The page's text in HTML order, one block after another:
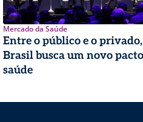
Mercado da Saúde
Entre o público e o
Brasil busca um novo
saúde